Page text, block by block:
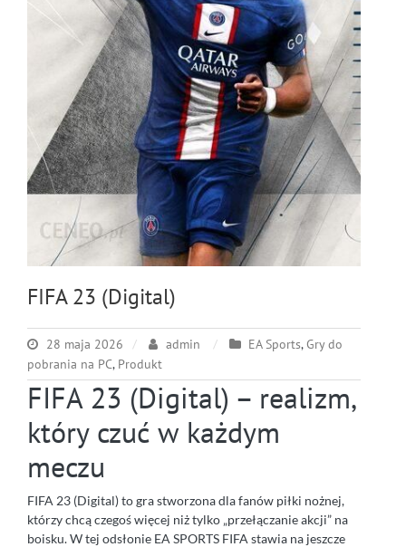
FIFA 23 (Digital)
28 maja 2026 admin EA Sports,Gry do
pobrania na PC, Produkt
FIFA 23 (Digital) – realizm,
który czuć w każdym
meczu
FIFA 23 (Digital) to gra stworzona dla fanów piłki nożnej,
którzy chcą czegoś więcej niż tylko „przełączanie akcji” na
boisku. W tej odsłonie EA SPORTS FIFA stawia na jeszcze